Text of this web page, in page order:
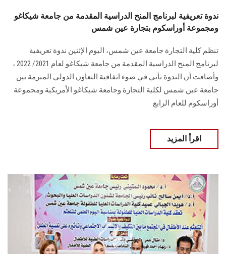
ندوة تعريفية لبرنامج المنح الدراسية المقدمة من جامعة شيكاغو
ومجموعة أوراسكوم بتجارة عين شمس
تنظم كلية التجارة جامعة عين شمس، اليوم الإثنين ندوة تعريفية
لبرنامج المنح الدراسية المقدمة من جامعة شيكاغو لعام 2021/ 2022 ،
وأضافت أن الندوة تأتي في ضوء اتفاقية التعاون الدولي المبرمة بين
جامعة عين شمس لكلية التجارة وجامعة شيكاغو الأمريكية ومجموعة
أوراسكوم للعام الرابع
اقرأ المزيد